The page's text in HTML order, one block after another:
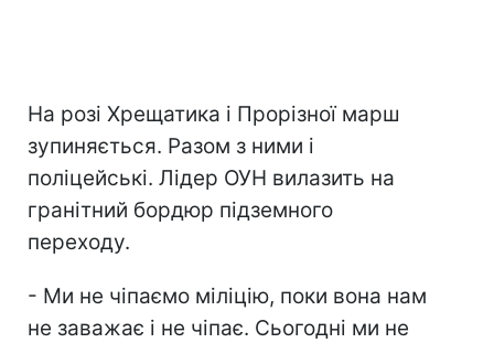
На розі Хрещатика і Прорізної марш
зупиняється. Разом з ними і
поліцейські. Лідер ОУН вилазить на
гранітний бордюр підземного
переходу.
- Ми не чіпаємо міліцію, поки вона нам
не заважає і не чіпає. Сьогодні ми не